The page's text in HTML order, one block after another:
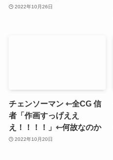
2022年10月26日
チェンソーマン ⇽全CG 信
者「作画すっげええ
え！！！！」⇽何故なのか
2022年10月20日